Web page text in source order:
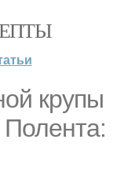
крупы